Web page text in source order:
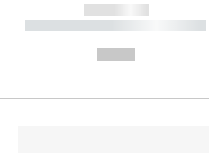
------------
----------- ----------- ----------